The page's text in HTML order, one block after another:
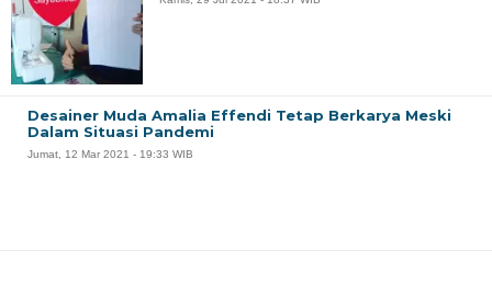
Desainer Muda Amalia Effendi Tetap Berkarya Meski
Dalam Situasi Pandemi
Jumat, 12 Mar 2021 - 19:33 WIB